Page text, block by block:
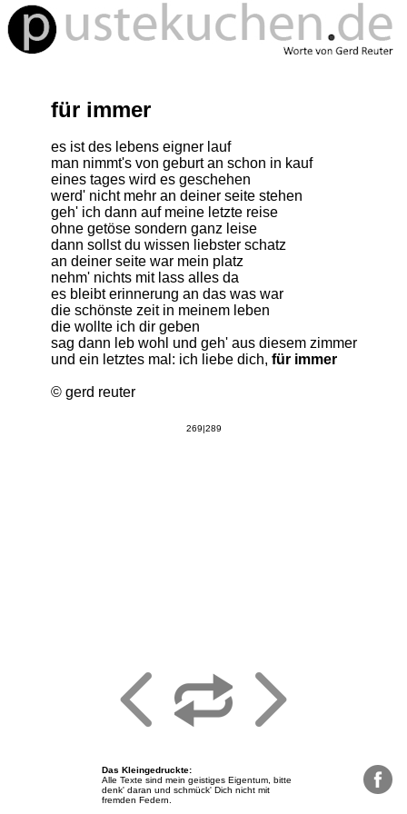
für immer
es ist des lebens eigner lauf
man nimmt's von geburt an schon in kauf
eines tages wird es geschehen
werd' nicht mehr an deiner seite stehen
geh' ich dann auf meine letzte reise
ohne getöse sondern ganz leise
dann sollst du wissen liebster schatz
an deiner seite war mein platz
nehm' nichts mit lass alles da
es bleibt erinnerung an das was war
die schönste zeit in meinem leben
die wollte ich dir geben
sag dann leb wohl und geh' aus diesem zimmer
und ein letztes mal: ich liebe dich, für immer
© gerd reuter
269|289
Das Kleingedruckte:
Alle Texte sind mein geistiges Eigentum, bitte
denk' daran und schmück' Dich nicht mit
fremden Federn.